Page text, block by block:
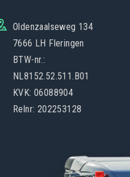
Oldenzaalseweg 134
7666 LH Fleringen
BTW-nr.:
NL8152.52.511.B01
KVK: 06088904
Relnr: 202253128